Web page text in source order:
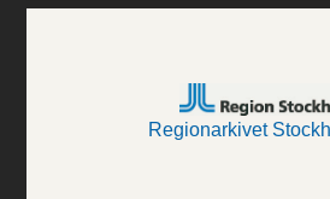
Regionarkivet